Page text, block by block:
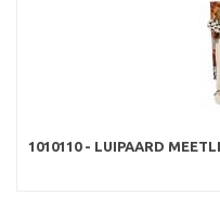
1010110 - LUIPAARD